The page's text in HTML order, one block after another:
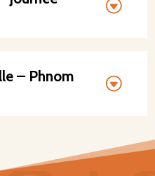
– Phnom